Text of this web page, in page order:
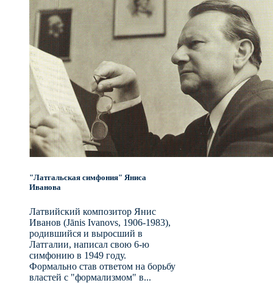
"Латгальская симфония" Яниса
Иванова
Латвийский композитор Янис
Иванов (Jānis Ivanovs, 1906-1983),
родившийся и выросший в
Латгалии, написал свою 6-ю
симфонию в 1949 году.
Формально став ответом на борьбу
властей с "формализмом" в...